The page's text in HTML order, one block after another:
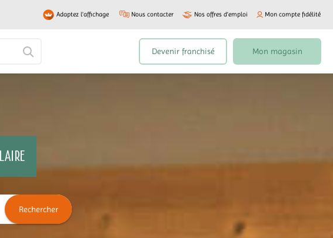
Adaptez l'affichage Nous contacter Nos offres d’emploi Mon compte fidélité
Devenir franchisé Mon magasin
Rechercher